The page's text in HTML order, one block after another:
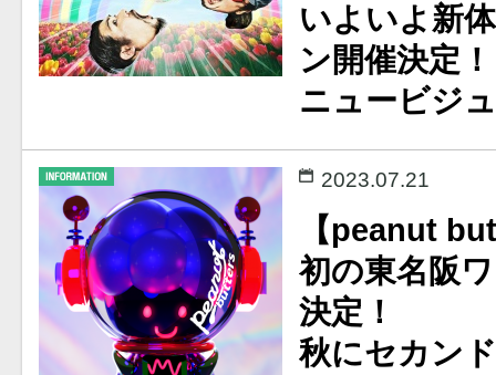
いよいよ新
ン開催決定！
ニュービジ
2023.07.21
【peanut
初の東名阪
決定！
秋にセカン